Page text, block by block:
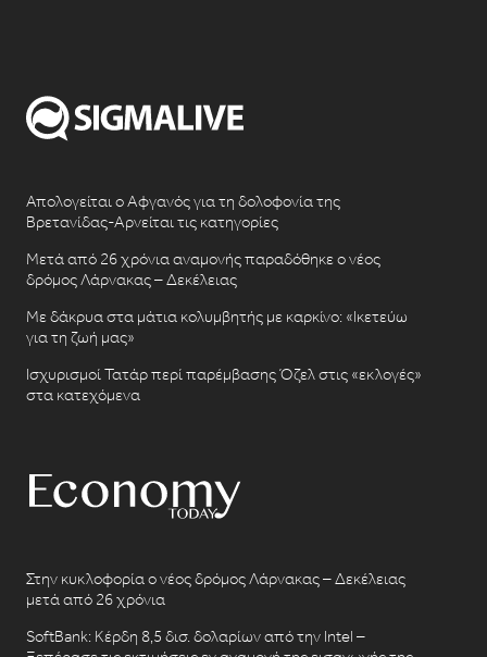
Απολογείται ο Αφγανός για τη δολοφονία της
Βρετανίδας-Αρνείται τις κατηγορίες
Μετά από 26 χρόνια αναμονής παραδόθηκε ο νέος
δρόμος Λάρνακας – Δεκέλειας
Με δάκρυα στα μάτια κολυμβητής με καρκίνο: «Ικετεύω
για τη ζωή μας»
Ισχυρισμοί Τατάρ περί παρέμβασης Όζελ στις «εκλογές»
στα κατεχόμενα
Στην κυκλοφορία ο νέος δρόμος Λάρνακας – Δεκέλειας
μετά από 26 χρόνια
SoftBank: Κέρδη 8,5 δισ. δολαρίων από την Intel –